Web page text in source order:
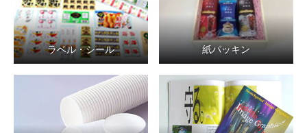
ラベル・シール 紙パッキン